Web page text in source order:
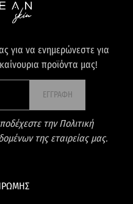
για να ενημερώνεστε για
προϊόντα μας!
ΕΓΓΡΑΦΗ
την Πολιτική
της εταιρείας μας.